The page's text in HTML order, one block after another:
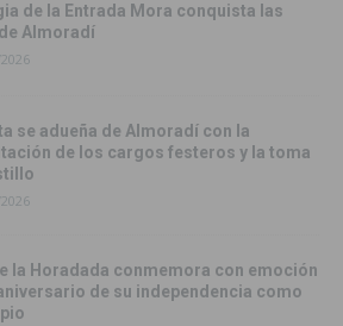
de la Entrada Mora conquista las
Almoradí
se adueña de Almoradí con la
de los cargos festeros y la toma
la Horadada conmemora con emoción
de su independencia como